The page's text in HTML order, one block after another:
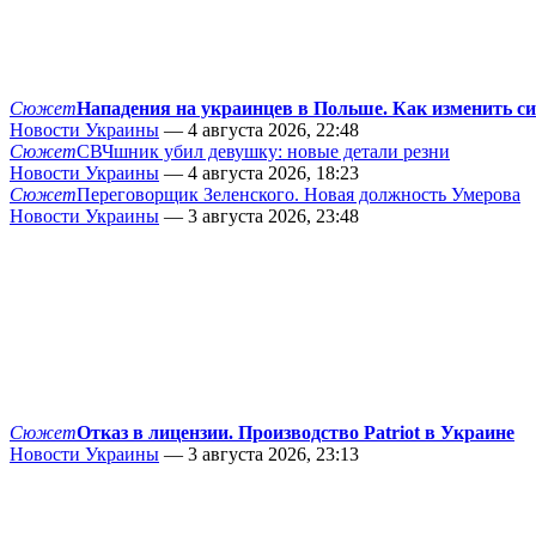
СюжетНападения на украинцев в Польше. Как изменить
Новости Украины — 4 августа 2026, 22:48
СюжетСВЧшник убил девушку: новые детали резни
Новости Украины — 4 августа 2026, 18:23
СюжетПереговорщик Зеленского. Новая должность Умерова
Новости Украины — 3 августа 2026, 23:48
СюжетОтказ в лицензии. Производство Patriot в Украине
Новости Украины — 3 августа 2026, 23:13